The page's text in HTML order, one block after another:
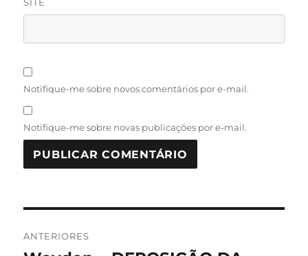
SITE
Notifique-me sobre novos comentários por e-mail.
Notifique-me sobre novas publicações por e-mail.
ANTERIORES